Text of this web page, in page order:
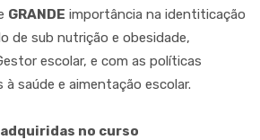
GRANDE importância na identiticação
de sub nutrição e obesidade,
escolar, e com as políticas
à saúde e aimentação escolar.
no curso